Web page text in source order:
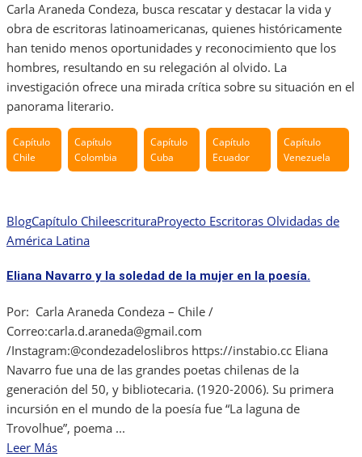
Carla Araneda Condeza, busca rescatar y destacar la vida y
obra de escritoras latinoamericanas, quienes históricamente
han tenido menos oportunidades y reconocimiento que los
hombres, resultando en su relegación al olvido. La
investigación ofrece una mirada crítica sobre su situación en el
panorama literario.
Capítulo
Chile
Capítulo
Colombia
Capítulo
Cuba
Capítulo
Ecuador
Capítulo
Venezuela
BlogCapítulo ChileescrituraProyecto Escritoras Olvidadas de
América Latina
Eliana Navarro y la soledad de la mujer en la poesía.
Por: Carla Araneda Condeza – Chile /
Correo:carla.d.araneda@gmail.com
/Instagram:@condezadeloslibros https://instabio.cc Eliana
Navarro fue una de las grandes poetas chilenas de la
generación del 50, y bibliotecaria. (1920-2006). Su primera
incursión en el mundo de la poesía fue “La laguna de
Trovolhue”, poema ...
Leer Más